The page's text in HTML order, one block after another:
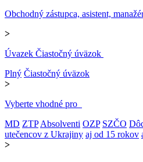
Obchodný zástupca, asistent,
>
Úvazek Čiastočný úväzok
Plný Čiastočný úväzok
>
Vyberte vhodné pro
MD ZTPAbsolventi OZP SZČO
utečencov z Ukrajiny aj od 15 rokov
>